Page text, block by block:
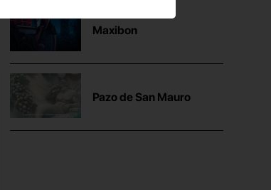
Maxibon
Pazo de San Mauro